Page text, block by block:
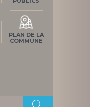
PLAN DE LA
COMMUNE